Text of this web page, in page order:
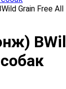
Grain Free